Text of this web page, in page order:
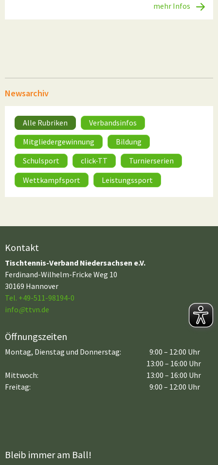
mehr Infos
Newsarchiv
Alle Rubriken
Verbandsinfos
Mitgliedergewinnung
Bildung
Schulsport
click-TT
Turnierserien
Wettkampfsport
Leistungssport
Kontakt
Tischtennis-Verband Niedersachsen e.V.
Ferdinand-Wilhelm-Fricke Weg 10
30169 Hannover
Tel. +49-511-98194-0
info@ttvn.de
Öffnungszeiten
Montag, Dienstag und Donnerstag:
9:00 – 12:00 Uhr
13:00 – 16:00 Uhr
Mittwoch:
Freitag:
13:00 – 16:00 Uhr
9:00 – 12:00 Uhr
Bleib immer am Ball!